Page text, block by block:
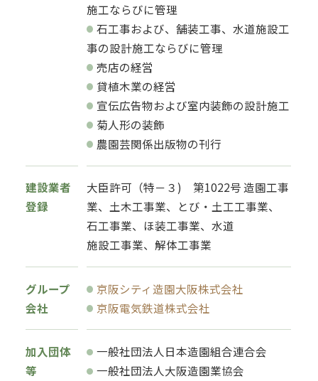
施工ならびに管理
石工事および、舗装工事、水道施設工
事の設計施工ならびに管理
売店の経営
貸植木業の経営
宣伝広告物および室内装飾の設計施工
菊人形の装飾
農園芸関係出版物の刊行
建設業者
登録
大臣許可（特－３) 第1022号 造園工事
業、土木工事業、とび・土工工事業、
石工事業、ほ装工事業、水道
施設工事業、解体工事業
グループ
会社
京阪シティ造園大阪株式会社
京阪電気鉄道株式会社
加入団体
等
一般社団法人日本造園組合連合会
一般社団法人大阪造園業協会